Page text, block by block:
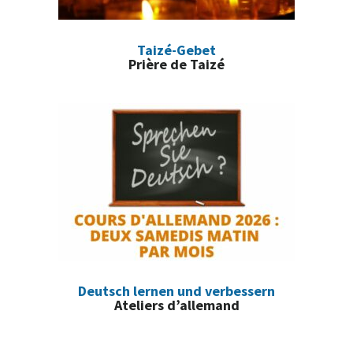
Taizé-Gebet
Prière de Taizé
Deutsch lernen und verbessern
Ateliers d’allemand